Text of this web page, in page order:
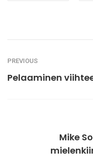
PREVIOUS
Pelaaminen
Mike